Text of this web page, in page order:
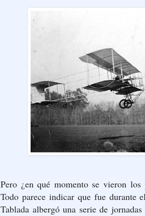
Pero ¿en qué momento se vieron
Todo parece indicar que fue durante
Tablada albergó una serie de